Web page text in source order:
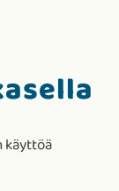
käyttöä